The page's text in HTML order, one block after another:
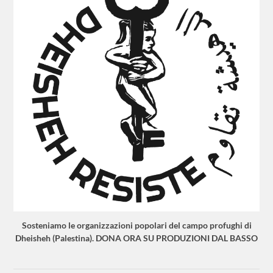
Sosteniamo le organizzazioni popolari del campo profughi di
Dheisheh (Palestina). DONA ORA SU PRODUZIONI DAL BASSO